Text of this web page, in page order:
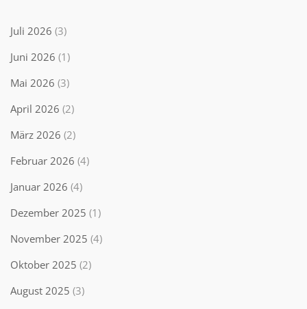
Juli 2026 (3)
Juni 2026 (1)
Mai 2026 (3)
April 2026 (2)
März 2026 (2)
Februar 2026 (4)
Januar 2026 (4)
Dezember 2025 (1)
November 2025 (4)
Oktober 2025 (2)
August 2025 (3)